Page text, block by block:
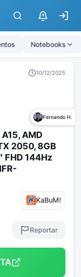
$
Notebooks
10/12/2025
Fernando H.
AMD
2050, 8GB
FHD 144Hz
KaBuM!
Reportar